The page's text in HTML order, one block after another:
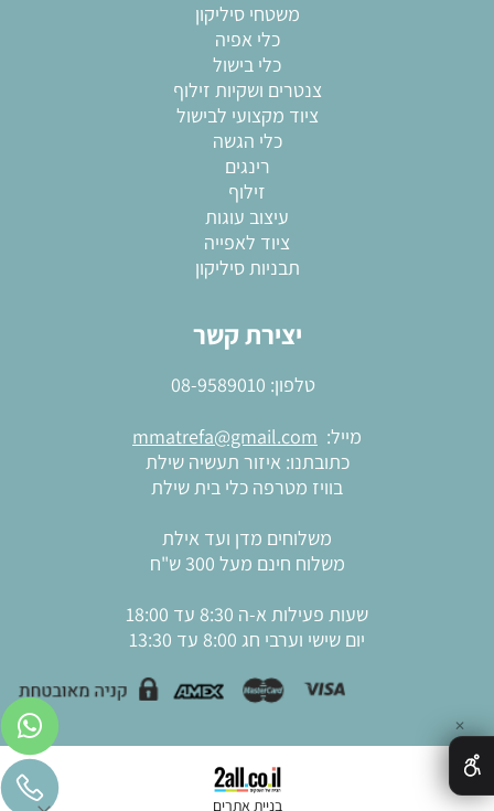
משטחי סיליקון
כלי אפיה
כלי בישול
צנטרים ושקיות זילוף
ציוד מקצועי לבישול
כלי הגשה
רינגים
זילוף
עיצוב עוגות
ציוד לאפייה
תבניות סיליקון
יצירת קשר
טלפון: 08-9589010
מייל: mmatrefa@gmail.com
כתובתנו: איזור תעשיה שילת
בוויז מטרפה כלי בית שילת
משלוחים מדן ועד אילת
משלוח חינם מעל 300 ש"ח
שעות פעילות א-ה 8:30 עד 18:00
יום שישי וערבי חג 8:00 עד 13:30
בניית אתרים
✕